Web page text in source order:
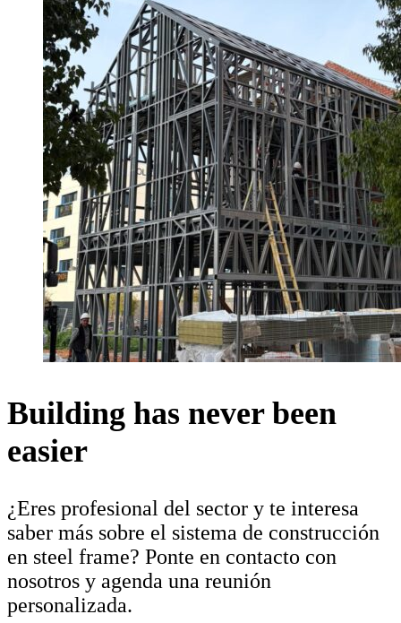
Building has never been
easier
¿Eres profesional del sector y te interesa
saber más sobre el sistema de construcción
en steel frame? Ponte en contacto con
nosotros y agenda una reunión
personalizada.